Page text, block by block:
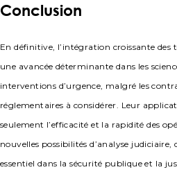
Conclusion
En définitive, l’intégration croissante des
une avancée déterminante dans les
interventions d’urgence, malgré les
réglementaires à considérer. Leur
seulement l’efficacité et la rapidité des
nouvelles possibilités d’analyse
essentiel dans la sécurité publique et la